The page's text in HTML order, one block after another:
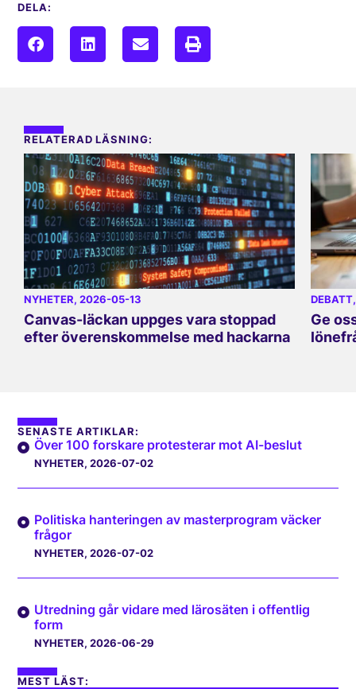
DELA:
RELATERAD LÄSNING:
NYHETER, 2026-05-13
Canvas-läckan uppges vara stoppad
efter överenskommelse med hackarna
DEBATT
Ge
SENASTE ARTIKLAR:
Över 100 forskare protesterar mot AI-beslut
NYHETER, 2026-07-02
Politiska hanteringen av masterprogram väcker
frågor
NYHETER, 2026-07-02
Utredning går vidare med lärosäten i offentlig
form
NYHETER, 2026-06-29
MEST LÄST: